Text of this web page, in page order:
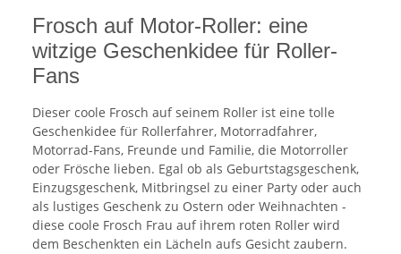
Frosch auf Motor-Roller: eine
witzige Geschenkidee für Roller-
Fans
Dieser coole Frosch auf seinem Roller ist eine tolle
Geschenkidee für Rollerfahrer, Motorradfahrer,
Motorrad-Fans, Freunde und Familie, die Motorroller
oder Frösche lieben. Egal ob als Geburtstagsgeschenk,
Einzugsgeschenk, Mitbringsel zu einer Party oder auch
als lustiges Geschenk zu Ostern oder Weihnachten -
diese coole Frosch Frau auf ihrem roten Roller wird
dem Beschenkten ein Lächeln aufs Gesicht zaubern.